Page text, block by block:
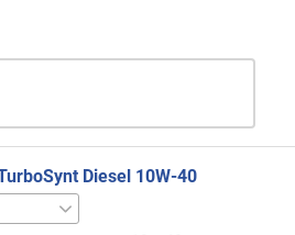
Diesel 10W-40